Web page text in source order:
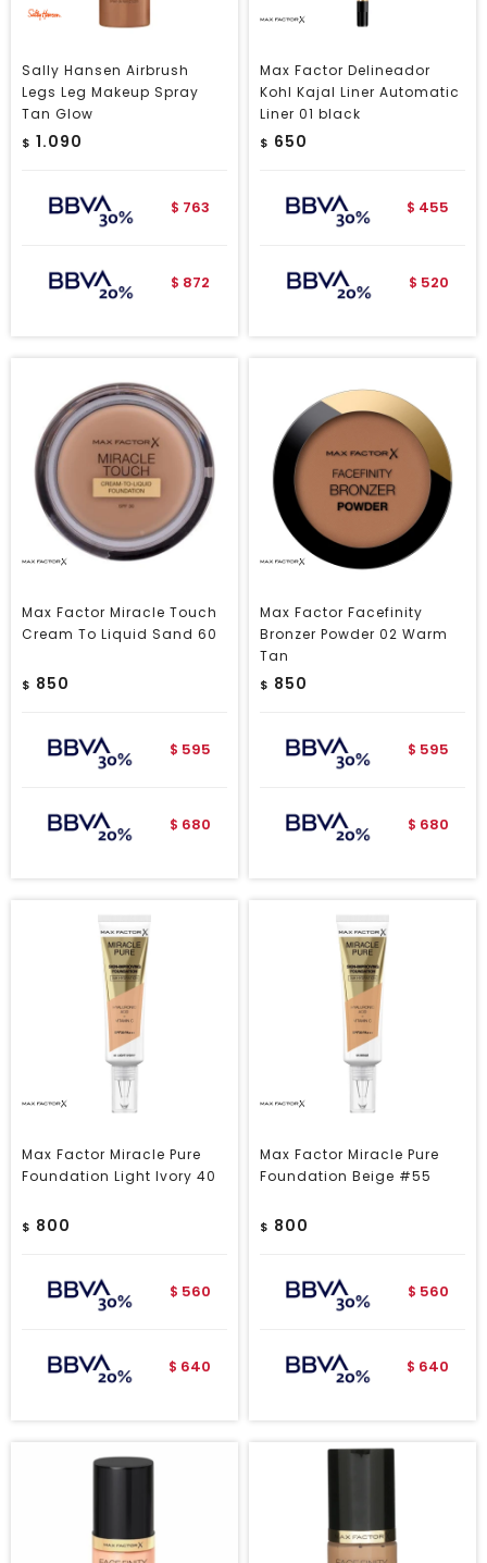
Sally Hansen Airbrush
Legs Leg Makeup Spray
Tan Glow
$ 1.090
$ 763
$ 872
Max Factor Delineador
Kohl Kajal Liner Automatic
Liner 01 black
$ 650
$ 455
$ 520
Max Factor Miracle Touch
Cream To Liquid Sand 60
$ 850
$ 595
$ 680
Max Factor Facefinity
Bronzer Powder 02 Warm
Tan
$ 850
$ 595
$ 680
Max Factor Miracle Pure
Foundation Light Ivory 40
$ 800
$ 560
$ 640
Max Factor Miracle Pure
Foundation Beige #55
$ 800
$ 560
$ 640